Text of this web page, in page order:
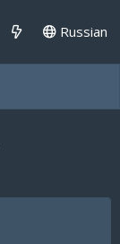
Russian